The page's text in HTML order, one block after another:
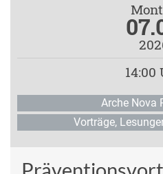
14:00
Arche Nova
Vorträge,